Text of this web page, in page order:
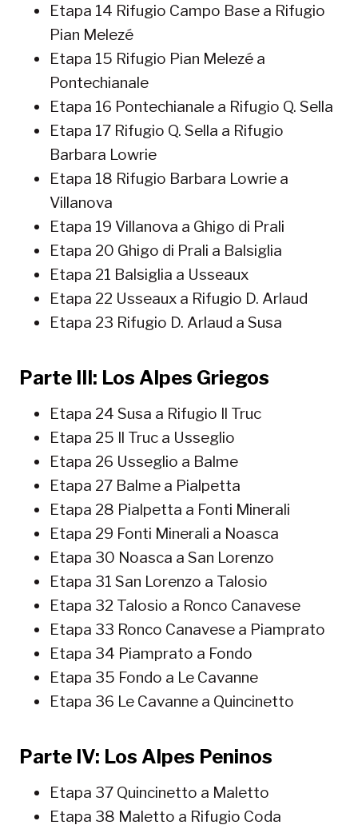
Etapa 14 Rifugio Campo Base a Rifugio
Pian Melezé
Etapa 15 Rifugio Pian Melezé a
Pontechianale
Etapa 16 Pontechianale a Rifugio Q. Sella
Etapa 17 Rifugio Q. Sella a Rifugio
Barbara Lowrie
Etapa 18 Rifugio Barbara Lowrie a
Villanova
Etapa 19 Villanova a Ghigo di Prali
Etapa 20 Ghigo di Prali a Balsiglia
Etapa 21 Balsiglia a Usseaux
Etapa 22 Usseaux a Rifugio D. Arlaud
Etapa 23 Rifugio D. Arlaud a Susa
Parte III: Los Alpes Griegos
Etapa 24 Susa a Rifugio Il Truc
Etapa 25 Il Truc a Usseglio
Etapa 26 Usseglio a Balme
Etapa 27 Balme a Pialpetta
Etapa 28 Pialpetta a Fonti Minerali
Etapa 29 Fonti Minerali a Noasca
Etapa 30 Noasca a San Lorenzo
Etapa 31 San Lorenzo a Talosio
Etapa 32 Talosio a Ronco Canavese
Etapa 33 Ronco Canavese a Piamprato
Etapa 34 Piamprato a Fondo
Etapa 35 Fondo a Le Cavanne
Etapa 36 Le Cavanne a Quincinetto
Parte IV: Los Alpes Peninos
Etapa 37 Quincinetto a Maletto
Etapa 38 Maletto a Rifugio Coda